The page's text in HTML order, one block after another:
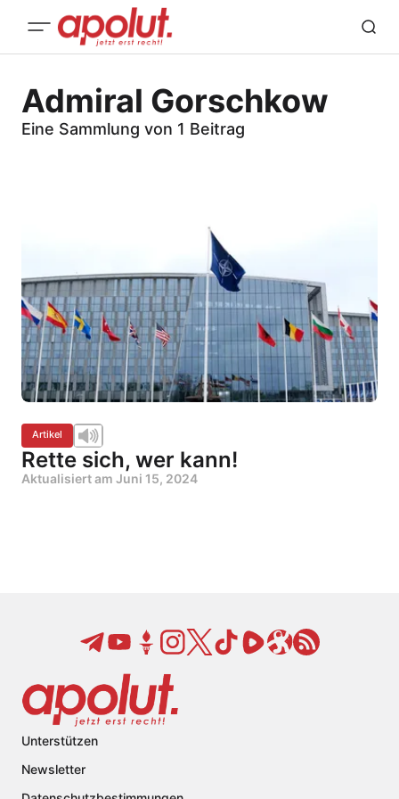
Admiral Gorschkow
Eine Sammlung von 1 Beitrag
Artikel
Rette sich, wer kann!
Aktualisiert am Juni 15, 2024
Unterstützen
Newsletter